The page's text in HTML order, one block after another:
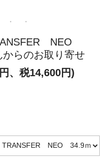
NEO
らのお取り寄せ
、税14,600円)